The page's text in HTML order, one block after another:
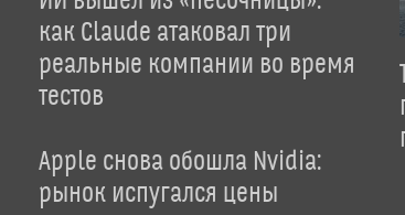
как Claude атаковал три
реальные компании во время
тестов
Apple снова обошла Nvidia:
рынок испугался цены